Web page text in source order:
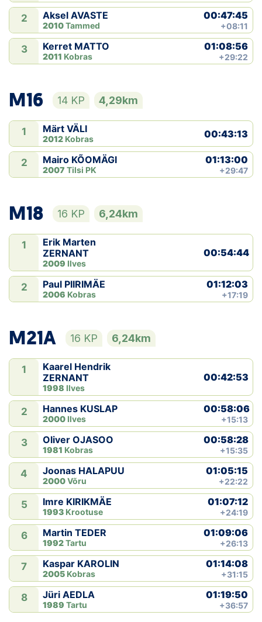
2 Aksel AVASTE
2010Tammed
00:47:45
+08:11
3 Kerret MATTO
2011 Kobras
01:08:56
+29:22
M16 14 KP 4,29km
1 Märt VÄLI
2012 Kobras 00:43:13
2 Mairo KÕOMÄGI
2007 Tilsi PK
01:13:00
+29:47
M18 16 KP 6,24km
1
Erik Marten
ZERNANT
2009 Ilves
00:54:44
2 Paul PIIRIMÄE
2006 Kobras
01:12:03
+17:19
M21A 16 KP 6,24km
1
Kaarel Hendrik
ZERNANT
1998 Ilves
00:42:53
2 Hannes KUSLAP
2000 Ilves
00:58:06
+15:13
3 Oliver OJASOO
1981 Kobras
00:58:28
+15:35
4 Joonas HALAPUU
2000Võru
01:05:15
+22:22
5 Imre KIRIKMÄE
1993 Krootuse
01:07:12
+24:19
6 Martin TEDER
1992Tartu
01:09:06
+26:13
7 Kaspar KAROLIN
2005 Kobras
01:14:08
+31:15
8 Jüri AEDLA
1989 Tartu
01:19:50
+36:57